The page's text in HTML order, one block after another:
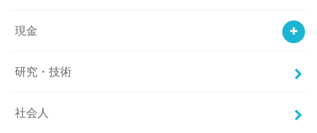
現金
研究・技術
社会人